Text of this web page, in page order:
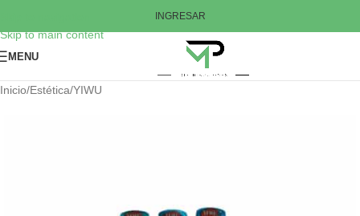
Skip to main content
INGRESAR
MENU
Inicio/Estética/YIWU